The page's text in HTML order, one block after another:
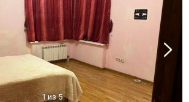
1 из 5